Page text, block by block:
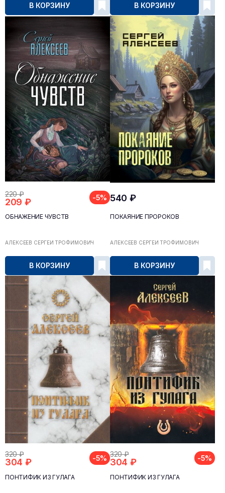
В КОРЗИНУ В КОРЗИНУ
220 ₽
209 ₽ -5%
ОБНАЖЕНИЕ ЧУВСТВ
АЛЕКСЕЕВ СЕРГЕЙ ТРОФИМОВИЧ
В КОРЗИНУ
540 ₽
ПОКАЯНИЕ ПРОРОКОВ
АЛЕКСЕЕВ СЕРГЕЙ ТРОФИМОВИЧ
В КОРЗИНУ
320 ₽
304 ₽ -5%
ПОНТИФИК ИЗ ГУЛАГА
320 ₽
304 ₽ -5%
ПОНТИФИК ИЗ ГУЛАГА